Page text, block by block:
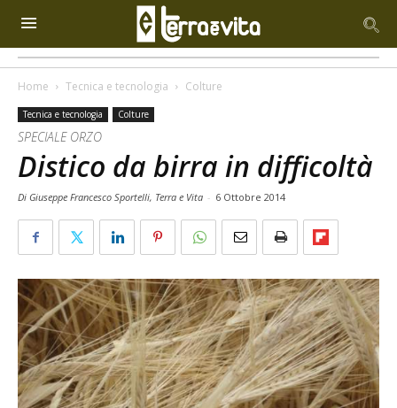
Home Tecnica e tecnologia Colture
Tecnica e tecnologia Colture
SPECIALE ORZO
Distico da birra in difficoltà
Di Giuseppe Francesco Sportelli, Terra e Vita - 6 Ottobre 2014